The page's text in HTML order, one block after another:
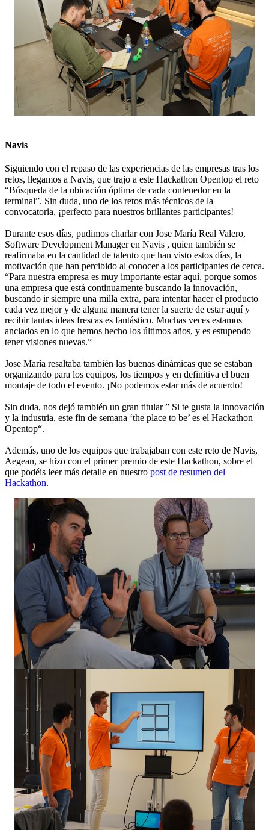
Navis
Siguiendo con el repaso de las experiencias de las empresas tras los
retos, llegamos a Navis, que trajo a este Hackathon Opentop el reto
“Búsqueda de la ubicación óptima de cada contenedor en la
terminal”. Sin duda, uno de los retos más técnicos de la
convocatoria, ¡perfecto para nuestros brillantes participantes!
Durante esos días, pudimos charlar con Jose María Real Valero,
Software Development Manager en Navis , quien también se
reafirmaba en la cantidad de talento que han visto estos días, la
motivación que han percibido al conocer a los participantes de cerca.
“Para nuestra empresa es muy importante estar aquí, porque somos
una empresa que está continuamente buscando la innovación,
buscando ir siempre una milla extra, para intentar hacer el producto
cada vez mejor y de alguna manera tener la suerte de estar aquí y
recibir tantas ideas frescas es fantástico. Muchas veces estamos
anclados en lo que hemos hecho los últimos años, y es estupendo
tener visiones nuevas.”
Jose María resaltaba también las buenas dinámicas que se estaban
organizando para los equipos, los tiempos y en definitiva el buen
montaje de todo el evento. ¡No podemos estar más de acuerdo!
Sin duda, nos dejó también un gran titular ” Si te gusta la innovación
y la industria, este fin de semana ‘the place to be’ es el Hackathon
Opentop“.
Además, uno de los equipos que trabajaban con este reto de Navis,
Aegean, se hizo con el primer premio de este Hackathon, sobre el
que podéis leer más detalle en nuestro post de resumen del
Hackathon.